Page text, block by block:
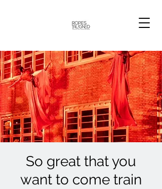
So great that you
want to come train